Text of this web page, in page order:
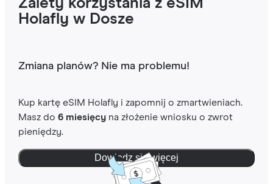
Zalety korzystania z eSIM
Holafly w Dosze
Zmiana planów? Nie ma problemu!
Kup kartę eSIM Holafly i zapomnij o zmartwieniach.
Masz do 6 miesięcyna złożenie wniosku o zwrot
pieniędzy.
Dowiedz się więcej